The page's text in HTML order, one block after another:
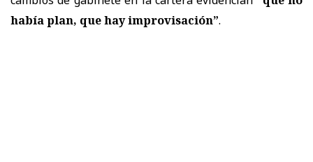
había plan, que hay improvisación”.